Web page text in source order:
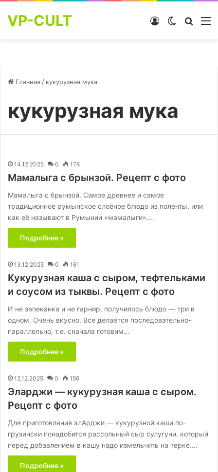
VP-CULT Switch skin
Войти
Главная / кукурузная мука
кукурузная мука
14.12.2025 0 178
Мамалыга с брынзой. Рецепт с фото
Мамалыга с брынзой. Самое древнее и самое
традиционное румынское слоёное блюдо из поленты, или
как её называют в Румынии «мамалыги».…
Подробнее »
13.12.2025 0 161
Кукурузная каша с сыром, тефтельками
и соусом из тыквы. Рецепт с фото
И не запеканка и не гарнир, получилось блюдо — три в
одном. Очень вкусно. Все делается последовательно-
параллельно, т.е. сначала готовим…
Подробнее »
12.12.2025 0 156
Эларджи — кукурузная каша с сыром.
Рецепт с фото
Для приготовления элАрджи — кукурузной каши по-
грузински понадобится рассольный сыр сулугуни, который
перед добавлением в кашу надо измельчить на терке.…
Подробнее »